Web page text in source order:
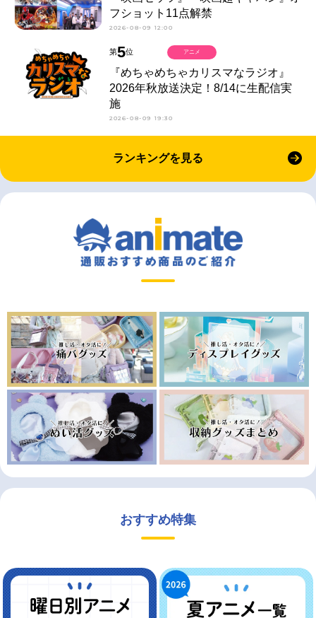
フショット11点解禁
2026-08-09 12:00
第5位
『めちゃめちゃカリスマなラジオ』
2026年秋放送決定！8/14に生配信実
施
2026-08-09 19:30
アニメ
ランキングを見る
おすすめ特集